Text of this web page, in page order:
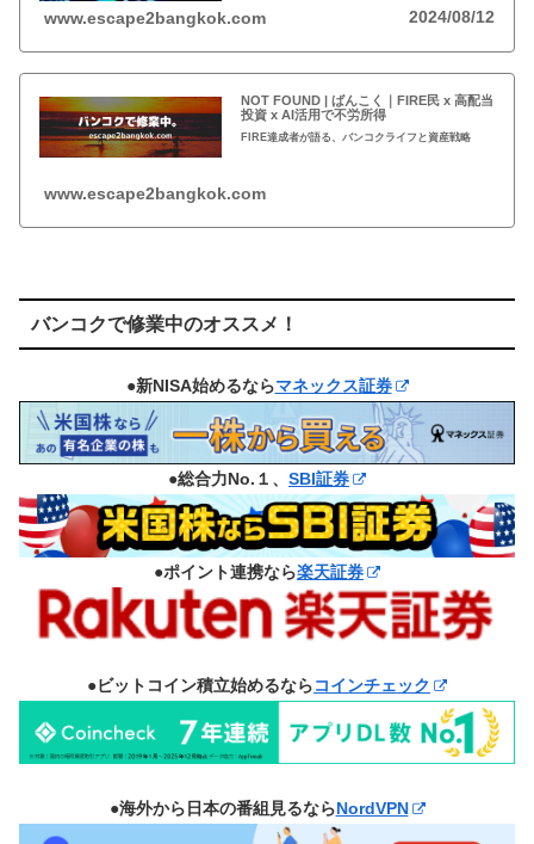
www.escape2bangkok.com 2024/08/12
NOT FOUND | ばんこく｜FIRE民 x 高配当
投資 x AI活用で不労所得
FIRE達成者が語る、バンコクライフと資産戦略
www.escape2bangkok.com
バンコクで修業中のオススメ！
●新NISA始めるならマネックス証券
●総合力No.１、 SBI証券
●ポイント連携なら楽天証券
●ビットコイン積立始めるならコインチェック
●海外から日本の番組見るならNordVPN